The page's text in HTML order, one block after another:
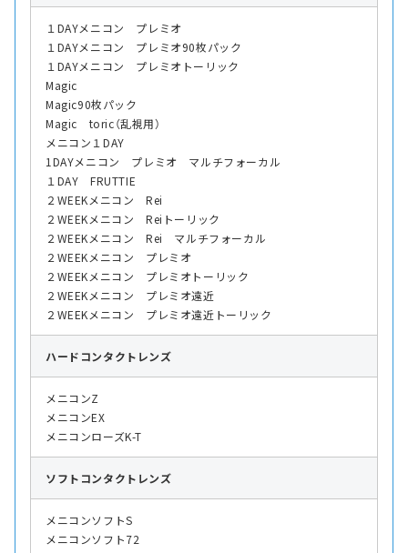
１DAYメニコン プレミオ
１DAYメニコン プレミオ90枚パック
１DAYメニコン プレミオトーリック
Magic
Magic90枚パック
Magic toric（乱視用）
メニコン１DAY
1DAYメニコン プレミオ マルチフォーカル
１DAY FRUTTIE
２WEEKメニコン Rei
２WEEKメニコン Reiトーリック
２WEEKメニコン Rei マルチフォーカル
２WEEKメニコン プレミオ
２WEEKメニコン プレミオトーリック
２WEEKメニコン プレミオ遠近
２WEEKメニコン プレミオ遠近トーリック
ハード コンタクトレンズ
メニコンZ
メニコンEX
メニコンローズK-T
ソフト コンタクトレンズ
メニコンソフトS
メニコンソフト72